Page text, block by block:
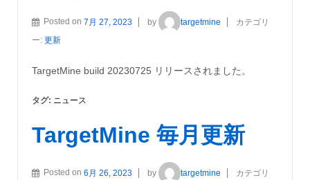
Posted on 7月 27, 2023 by targetmine
カテゴリ
ー: 更新
TargetMine build 20230725 リリースされました。
タグ: ニュース
TargetMine 毎月更新
Posted on 6月 26, 2023 by targetmine
カテゴリ